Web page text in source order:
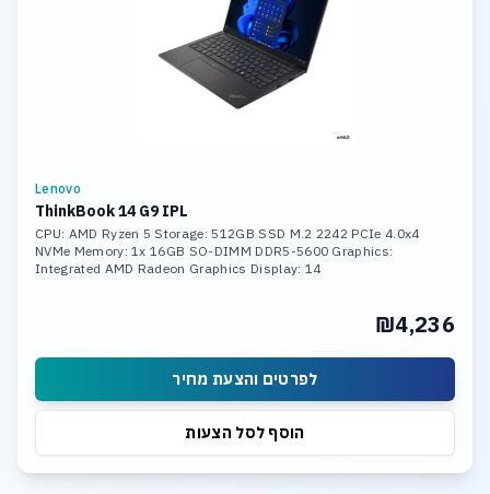
Lenovo
ThinkBook 14 G9 IPL
CPU: AMD Ryzen 5 Storage: 512GB SSD M.2 2242 PCIe 4.0x4
NVMe Memory: 1x 16GB SO-DIMM DDR5-5600 Graphics:
Integrated AMD Radeon Graphics Display: 14
₪4,236
לפרטים והצעת מחיר
הוסף לסל הצעות